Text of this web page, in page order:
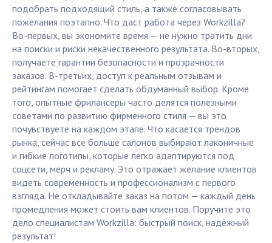
подобрать подходящий стиль, а также согласовывать
пожелания поэтапно. Что даст работа через Workzilla?
Во-первых, вы экономите время — не нужно тратить дни
на поиски и риски некачественного результата. Во-вторых,
получаете гарантии безопасности и прозрачности
заказов. В-третьих, доступ к реальным отзывам и
рейтингам помогает сделать обдуманный выбор. Кроме
того, опытные фрилансеры часто делятся полезными
советами по развитию фирменного стиля — вы это
почувствуете на каждом этапе. Что касается трендов
рынка, сейчас все больше салонов выбирают лаконичные
и гибкие логотипы, которые легко адаптируются под
соцсети, мерч и рекламу. Это отражает желание клиентов
видеть современность и профессионализм с первого
взгляда. Не откладывайте заказ на потом — каждый день
промедления может стоить вам клиентов. Поручите это
дело специалистам Workzilla: быстрый поиск, надёжный
результат!